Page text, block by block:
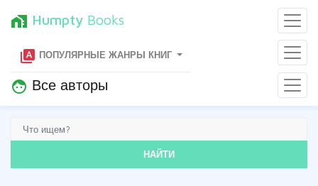
home_work Humpty Books
type_specimen ПОПУЛЯРНЫЕ ЖАНРЫ КНИГ
face Все авторы
НАЙТИ